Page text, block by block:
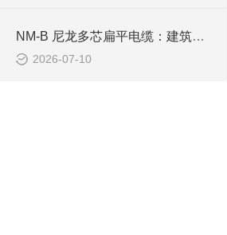
NM-B 尼龙多芯扁平电缆：建筑室内支路供电布线线缆
2026-07-10